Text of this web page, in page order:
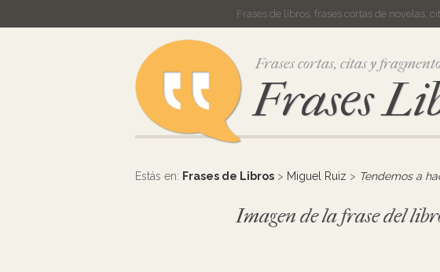
Frases de libros, frases cortas de novelas,
Frases cortas, citas y
Frases
Estás en: Frases de Libros > Miguel Ruiz > Tendemos a
Imagen de la frase del